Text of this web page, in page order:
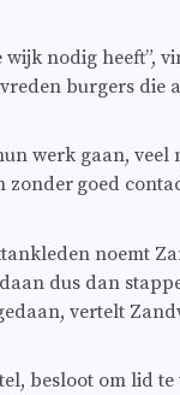
nodig heeft”,
burgers die
werk gaan, veel
zonder goed
noemt
dus dan
vertelt
besloot om lid